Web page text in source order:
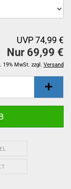
UVP 74,99 €
Nur 69,99 €
19% MwSt. zzgl. Versand